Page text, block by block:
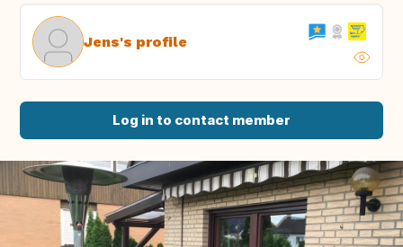
Jens's profile
Log in to contact member